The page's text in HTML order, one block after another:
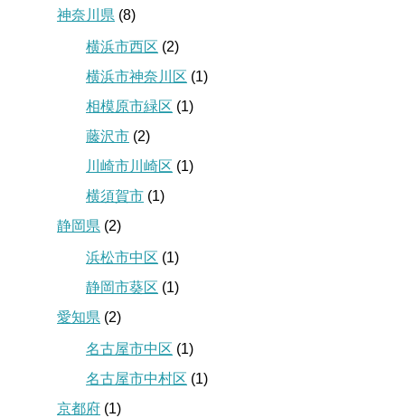
神奈川県 (8)
横浜市西区 (2)
横浜市神奈川区 (1)
相模原市緑区 (1)
藤沢市 (2)
川崎市川崎区 (1)
横須賀市 (1)
静岡県 (2)
浜松市中区 (1)
静岡市葵区 (1)
愛知県 (2)
名古屋市中区 (1)
名古屋市中村区 (1)
京都府 (1)